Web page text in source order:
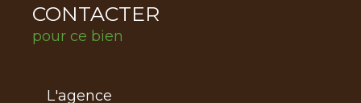
CONTACTER
pour ce bien
L'agence